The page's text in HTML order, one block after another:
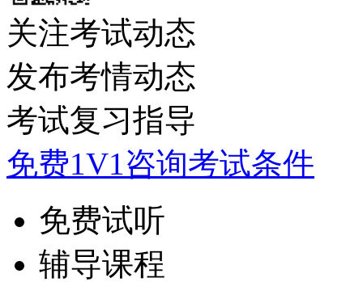
关注考试动态
发布考情动态
考试复习指导
免费1V1咨询考试条件
免费试听
辅导课程